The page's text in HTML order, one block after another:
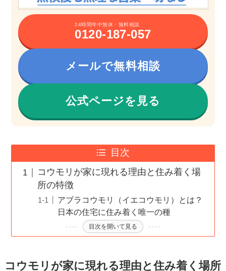
24時間年中無休・無料相談
0120-187-057
メールで無料相談
公式ページを見る
目次
コウモリが家に現れる理由と住み着く場
所の特徴
アブラコウモリ（イエコウモリ）とは？
日本の住宅に住み着く唯一の種
目次を開いて見る
コウモリが家に現れる理由と住み着く場所